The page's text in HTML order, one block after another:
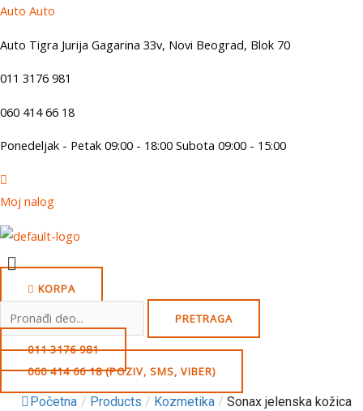
Skip
content
Auto Auto
Auto Tigra Jurija Gagarina 33v, Novi Beograd, Blok 70
011 3176 981
060 414 66 18
Ponedeljak - Petak 09:00 - 18:00 Subota 09:00 - 15:00
Moj nalog
Menu
KORPA
for:
PRETRAGA
011 3176 981
060 414 66 18 (POZIV, SMS, VIBER)
Početna / Products / Kozmetika / Sonax jelenska kožica